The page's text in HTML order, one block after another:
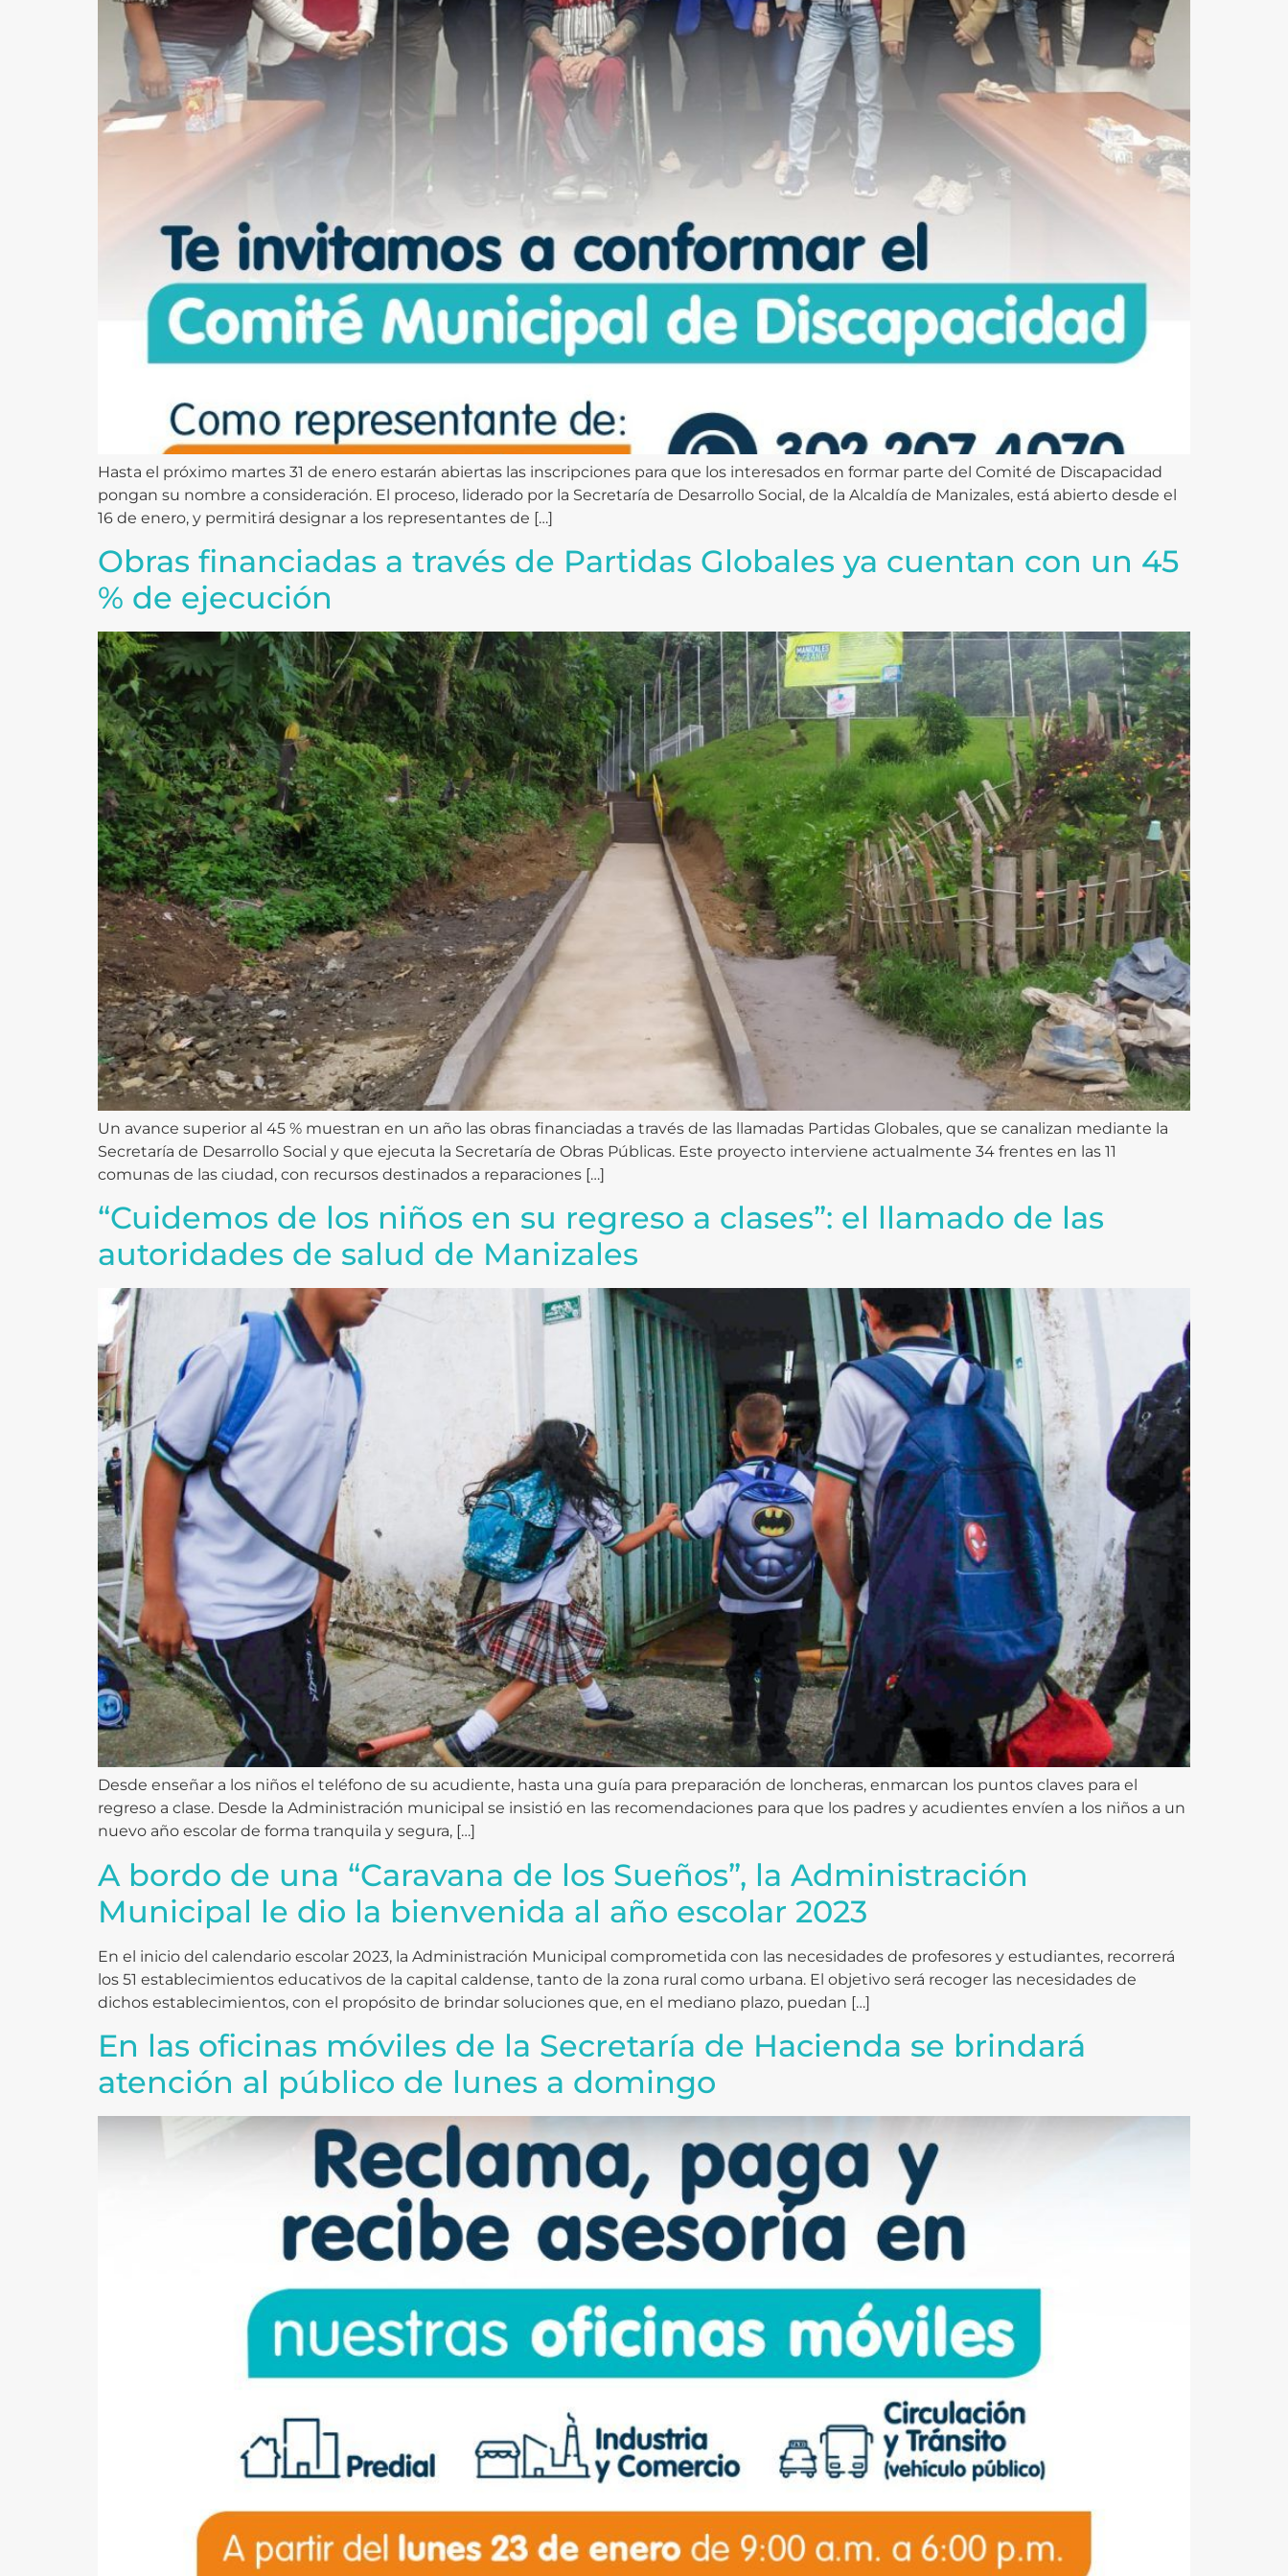
Hasta el próximo martes 31 de enero estarán abiertas las inscripciones para que los interesados en formar parte del Comité de Discapacidad
pongan su nombre a consideración. El proceso, liderado por la Secretaría de Desarrollo Social, de la Alcaldía de Manizales, está abierto desde el
16 de enero, y permitirá designar a los representantes de […]
Obras financiadas a través de Partidas Globales ya cuentan con un 45
% de ejecución
Un avance superior al 45 % muestran en un año las obras financiadas a través de las llamadas Partidas Globales, que se canalizan mediante la
Secretaría de Desarrollo Social y que ejecuta la Secretaría de Obras Públicas. Este proyecto interviene actualmente 34 frentes en las 11
comunas de las ciudad, con recursos destinados a reparaciones […]
“Cuidemos de los niños en su regreso a clases”: el llamado de las
autoridades de salud de Manizales
Desde enseñar a los niños el teléfono de su acudiente, hasta una guía para preparación de loncheras, enmarcan los puntos claves para el
regreso a clase. Desde la Administración municipal se insistió en las recomendaciones para que los padres y acudientes envíen a los niños a un
nuevo año escolar de forma tranquila y segura, […]
A bordo de una “Caravana de los Sueños”, la Administración
Municipal le dio la bienvenida al año escolar 2023
En el inicio del calendario escolar 2023, la Administración Municipal comprometida con las necesidades de profesores y estudiantes, recorrerá
los 51 establecimientos educativos de la capital caldense, tanto de la zona rural como urbana. El objetivo será recoger las necesidades de
dichos establecimientos, con el propósito de brindar soluciones que, en el mediano plazo, puedan […]
En las oficinas móviles de la Secretaría de Hacienda se brindará
atención al público de lunes a domingo